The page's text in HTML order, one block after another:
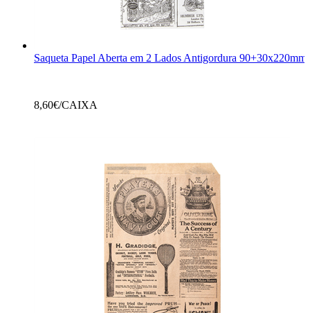
Saqueta Papel Aberta em 2 Lados Antigordura
8,60€/CAIXA